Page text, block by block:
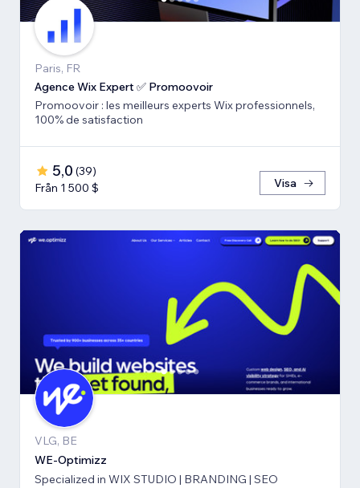
Paris, FR
Agence Wix Expert ✅ Promoovoir
Promoovoir : les meilleurs experts Wix professionnels,
100% de satisfaction
5,0 (39)
Från 1 500 $
Visa
VLG, BE
WE-Optimizz
Specialized in WIX STUDIO | BRANDING | SEO